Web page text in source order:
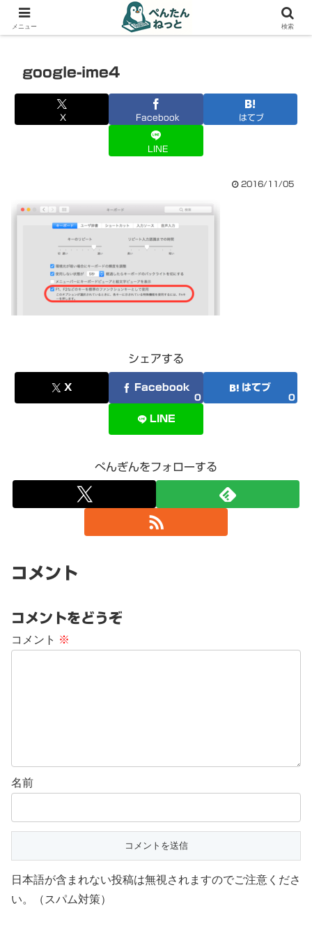
PCやガジェットの備忘録
google-ime4
X Facebook はてブ
LINE
2016/11/05
シェアする
X Facebook
0
はてブ
0
LINE
ぺんぎんをフォローする
コメント
コメントをどうぞ
コメント ※
名前
日本語が含まれない投稿は無視されますのでご注意くださ
い。（スパム対策）
メニュー 検索